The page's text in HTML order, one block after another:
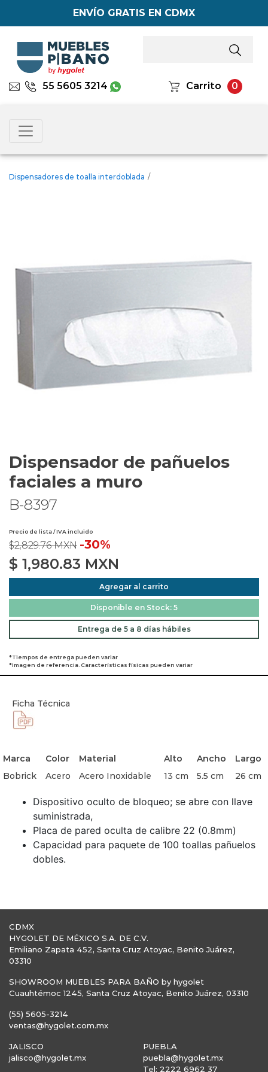
ENVÍO GRATIS EN CDMX
55 5605 3214 Carrito 0
Dispensadores de toalla interdoblada /
Dispensador de pañuelos
faciales a muro
B-8397
Precio de lista / IVA incluido
$2,829.76 MXN -30%
$ 1,980.83 MXN
Agregar al carrito
Disponible en Stock: 5
Entrega de 5 a 8 días hábiles
*Tiempos de entrega pueden variar
*Imagen de referencia. Características físicas pueden variar
Ficha Técnica
Marca Color Material Alto Ancho
Largo
Bobrick
Acero Acero Inoxidable 13 cm 5.5 cm 26 cm
Dispositivo oculto de bloqueo; se abre con llave
suministrada,
Placa de pared oculta de calibre 22 (0.8mm)
Capacidad para paquete de 100 toallas pañuelos
dobles.
CDMX
HYGOLET DE MÉXICO S.A. DE C.V.
Emiliano Zapata 452, Santa Cruz Atoyac, Benito Juárez,
03310
SHOWROOM MUEBLES PARA BAÑO by hygolet
Cuauhtémoc 1245, Santa Cruz Atoyac, Benito Juárez, 03310
(55) 5605-3214
ventas@hygolet.com.mx
JALISCO
jalisco@hygolet.mx
PUEBLA
puebla@hygolet.mx
Tel: 2222 6962 37